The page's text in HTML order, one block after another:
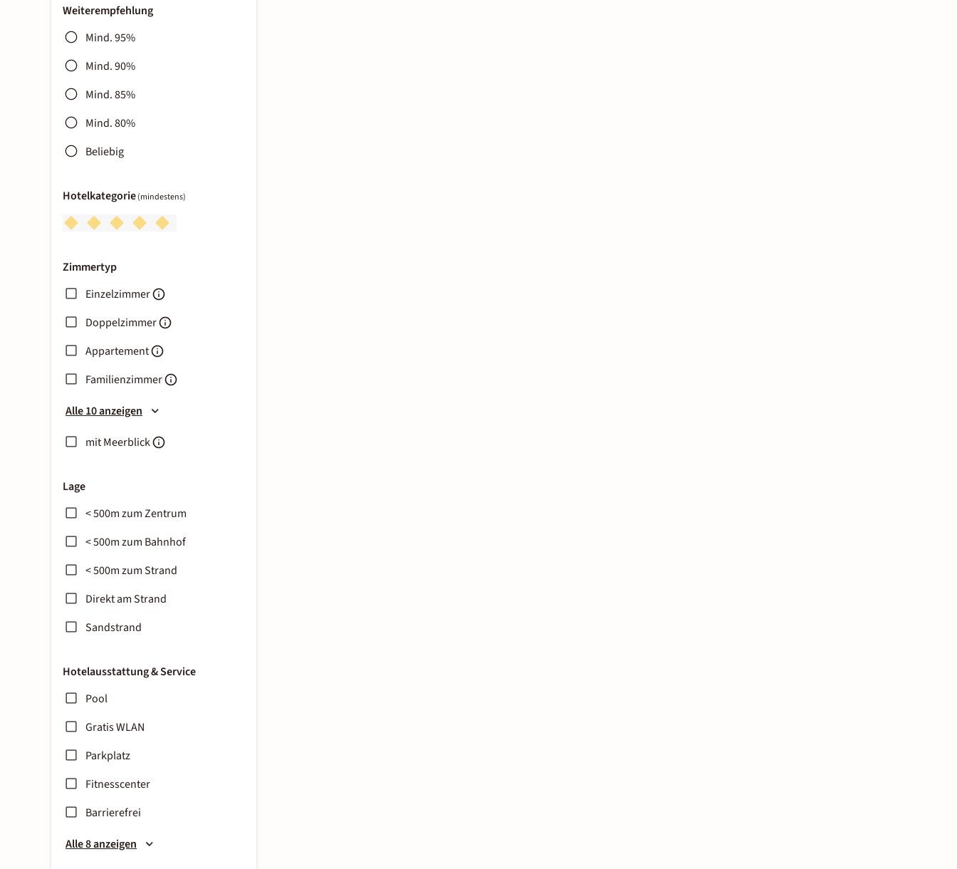
Weiterempfehlung
Mind. 95%
Mind. 90%
Mind. 85%
Mind. 80%
Beliebig
Hotelkategorie(mindestens)
Zimmertyp
Einzelzimmer
Doppelzimmer
Appartement
Familienzimmer
Alle 10 anzeigen
mit Meerblick
Lage
< 500m zum Zentrum
< 500m zum Bahnhof
< 500m zum Strand
Direkt am Strand
Sandstrand
Hotelausstattung & Service
Pool
Gratis WLAN
Parkplatz
Fitnesscenter
Barrierefrei
Alle 8 anzeigen